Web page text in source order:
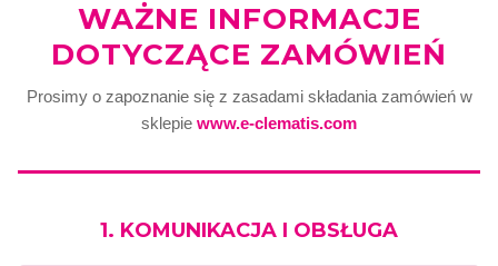
WAŻNE INFORMACJE
DOTYCZĄCE ZAMÓWIEŃ
Prosimy o zapoznanie się z zasadami składania zamówień w
sklepie www.e-clematis.com
1. KOMUNIKACJA I OBSŁUGA